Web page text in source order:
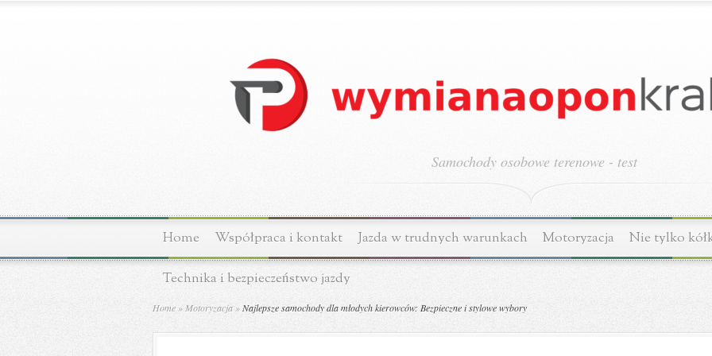
Samochody osobowe terenowe - test
Home Współpraca i kontakt Jazda w trudnych warunkach Motoryzacja Nie tylko
Technika i bezpieczeństwo jazdy
Home » Motoryzacja »Najlepsze samochody dla młodych kierowców: Bezpieczne i stylowe wybory